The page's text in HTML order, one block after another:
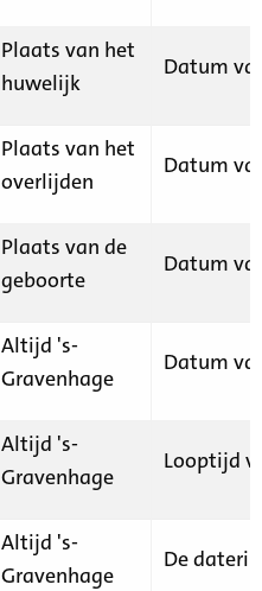
Plaats van het
huwelijk
Datum
Plaats van het
overlijden
Datum
Plaats van de
geboorte
Datum
Altijd 's-
Gravenhage
Datum
Altijd 's-
Gravenhage
Looptijd
Altijd 's-
Gravenhage
De